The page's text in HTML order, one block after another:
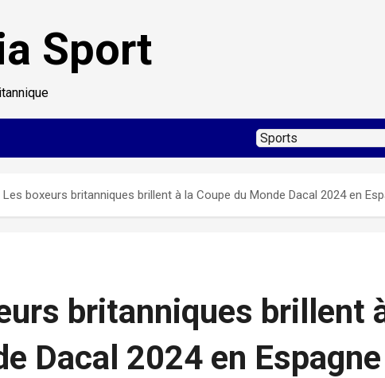
Sport
Les boxeurs britanniques brillent à la Coupe du Monde Dacal 2024 en
britanniques brillent
Dacal 2024 en Espagne